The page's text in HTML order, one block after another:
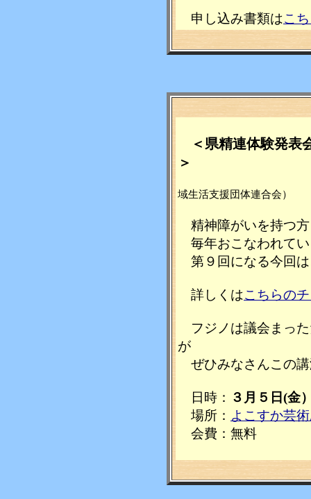
申し込み書類はこ
＜県精連体験発表
＞
域生活支援団体連合会）
精神障がいを持つ
毎年おこなわれて
第９回になる今回
詳しくはこちらの
フジノは議会まっ
が
ぜひみなさんこの
日時： ３月５日(金
場所： よこすか芸
会費：無料